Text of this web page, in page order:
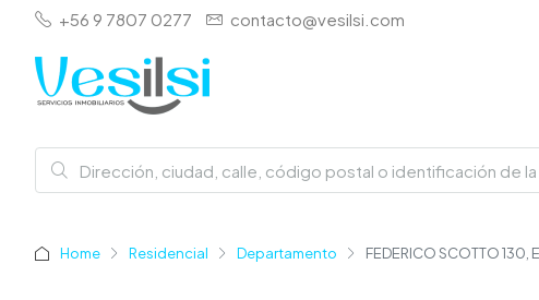
+56 9 7807 0277 contacto@vesilsi.com
Home Residencial Departamento FEDERICO SCOTTO 130,